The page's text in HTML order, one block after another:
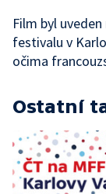
Film byl
festivalu v
očima
Ostatní